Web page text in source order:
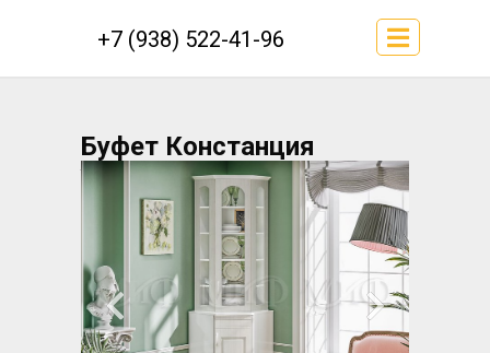
+7 (938) 522-41-96
Буфет Констанция
угловой